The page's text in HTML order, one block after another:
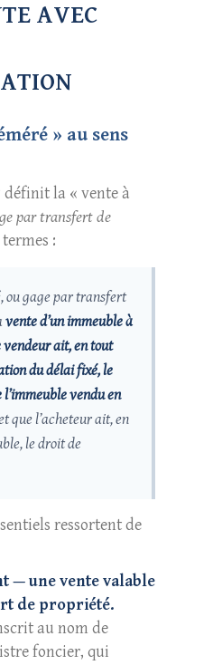
AVEC
» au sens
définit la « vente à
par transfert de
:
ou gage par transfert
vente d’un immeuble à
ait, en tout
du délai fixé, le
vendu en
que l’acheteur ait, en
le droit de
ressortent de
— une vente valable
de propriété.
au nom de
foncier, qui